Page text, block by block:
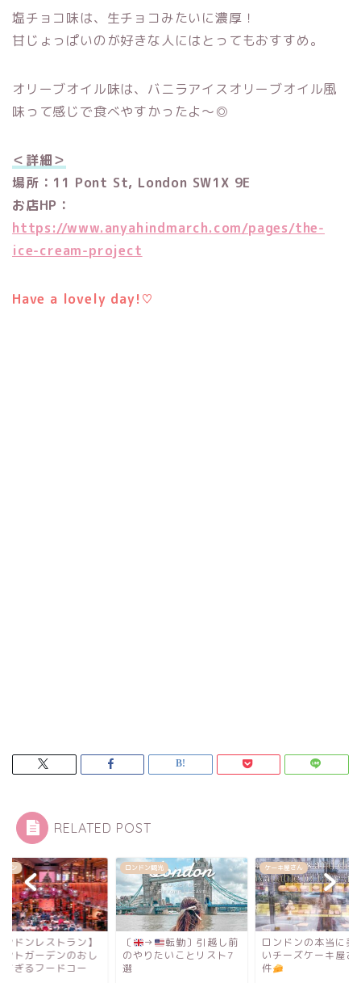
塩チョコ味は、生チョコみたいに濃厚！
甘じょっぱいのが好きな人にはとってもおすすめ。
オリーブオイル味は、バニラアイスオリーブオイル風
味って感じで食べやすかったよ〜◎
＜詳細＞
場所：11 Pont St, London SW1X 9E
お店HP：
https://www.anyahindmarch.com/pages/the-
ice-cream-project
Have a lovely day! ♡
RELATED POST
ン観光
→
転勤〕引越し前
りたいことリスト7
ケーキ屋さん
ロンドンの本当に美味し
いチーズケーキ屋さん2
件
レストラン
【ロンドンレストラ
コベントガーデンの
ゃれすぎるフードコ